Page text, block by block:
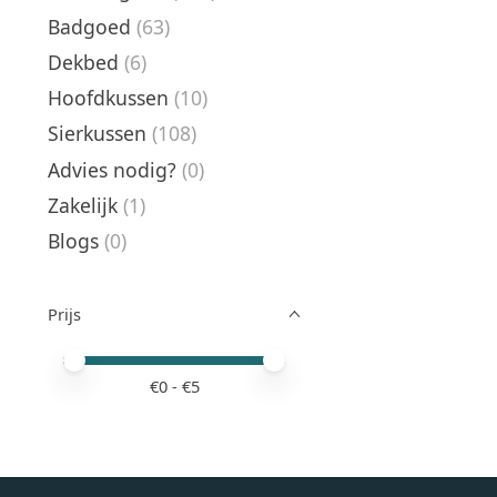
Badgoed (63)
Dekbed (6)
Hoofdkussen (10)
Sierkussen (108)
Advies nodig? (0)
Zakelijk (1)
Blogs (0)
Prijs
Minimale prijswaarde
Price maximum value
€0- €5